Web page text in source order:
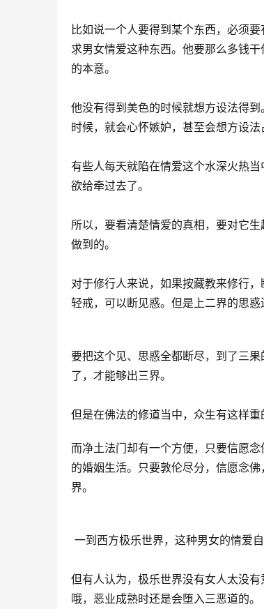
比如说一个人要得到某个东西，必须
求男女情爱这种东西。他要那么多钱
的本意。
他没有得到美色的时候就想方设法得
时候，就会心怀嫉妒，甚至会想方设
有些人每天就陷在情爱这个水深火热
欲给牵过去了。
所以，要看清楚情爱的真相，要对它
做到的。
对于修行人来说，如果按藏教来修行
轻戒，可以断见惑。但是上二界的思惑
要把这个见、思惑全都断尽，到了三
了，才能够出三界。
但是在佛法的修道当中，众生有这样重
而净土法门却有一个方便，只要信愿
的婚姻生活。只要敦伦尽分，信愿念
界。
一到西方极乐世界，这种男女的情爱
但有人认为，极乐世界没有女人太没
哦，恶业成熟时还是会堕入三恶道的。